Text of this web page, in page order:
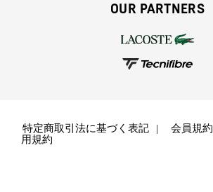
OUR PARTNERS
特定商取引法に基づく表記 会員規約
用規約